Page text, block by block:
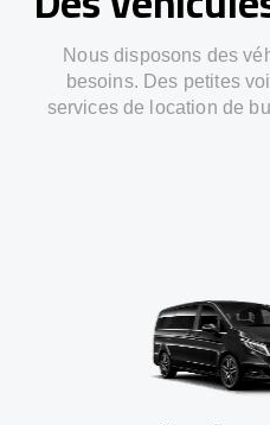
Nous disposons des
besoins. Des petites
services de location de